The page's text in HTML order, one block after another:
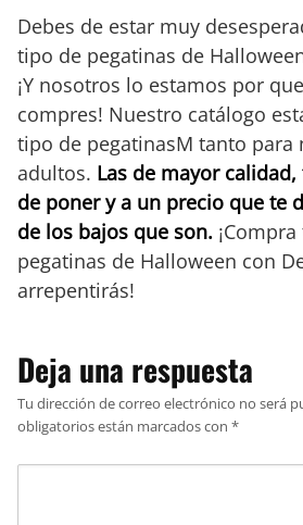
Debes de estar muy
tipo de pegatinas de
¡Y nosotros lo estamos por
compres! Nuestro catálogo
tipo de pegatinasM tanto para
adultos. Las de mayor
de poner y a un precio que te
de los bajos que son.
pegatinas de Halloween con
arrepentirás!
Deja una respuesta
Tu dirección de correo electrónico no será
obligatorios están marcados con *